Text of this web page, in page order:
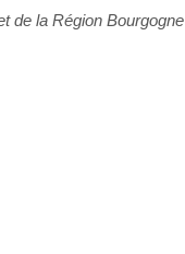
de la Région Bourgogne